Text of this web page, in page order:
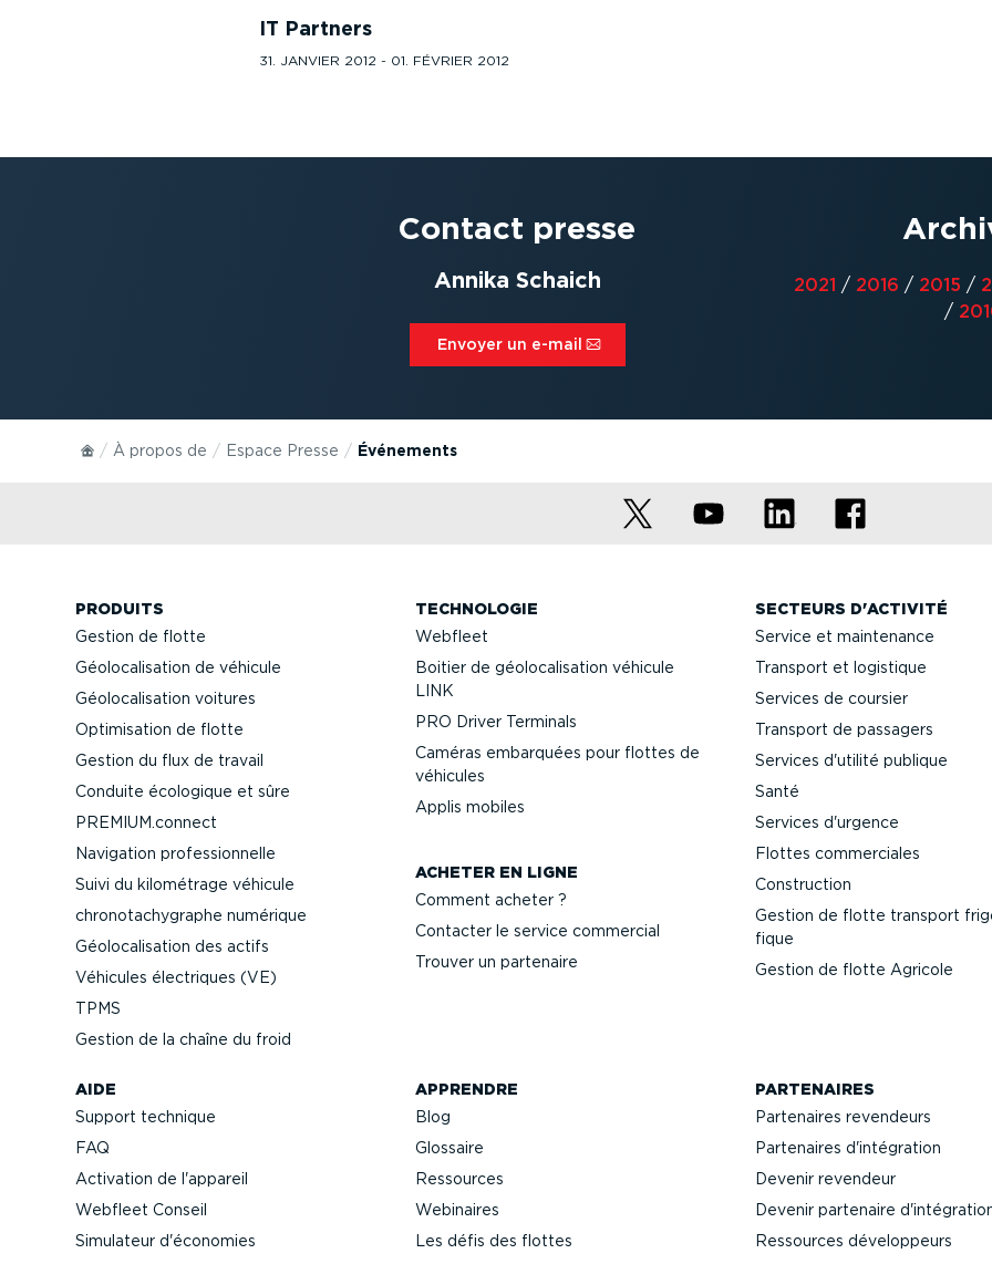
IT Partners
31. JANVIER 2012 - 01. FÉVRIER 2012
Contact presse
Annika Schaich
Envoyer un e-mail⁠
2021 / 2016 / 2015 /
/
À propos de Espace Presse Événements
PRODUITS
Gestion de flotte
Géolo­ca­li­sation de véhicule
Géolo­ca­li­sation voitures
Optimi­sation de flotte
Gestion du flux de travail
Conduite écologique et sûre
PREMIUM.connect
Navigation profes­sion­nelle
Suivi du kilométrage véhicule
chrono­ta­chy­graphe numérique
Géolo­ca­li­sation des actifs
Véhicules électriques (VE)
TPMS
Gestion de la chaîne du froid
TECHNOLOGIE
Webfleet
Boitier de géolo­ca­li­sation véhicule
LINK
PRO Driver Terminals
Caméras embarquées pour flottes de
véhicules
Applis mobiles
ACHETER EN LIGNE
Comment acheter ?
Contacter le service commercial
Trouver un partenaire
SECTEURS D'ACTIVITÉ
Service et maintenance
Transport et logistique
Services de coursier
Transport de passagers
Services d'utilité publique
Santé
Services d'urgence
Flottes commer­ciales
Construction
Gestion de flotte transport
fique
Gestion de flotte Agricole
AIDE
Support technique
FAQ
Activation de l'appareil
Webfleet Conseil
Simulateur d'économies
APPRENDRE
Blog
Glossaire
Ressources
Webinaires
Les défis des flottes
PARTENAIRES
Partenaires revendeurs
Partenaires d'intégration
Devenir revendeur
Devenir partenaire
Ressources dévelop­peurs